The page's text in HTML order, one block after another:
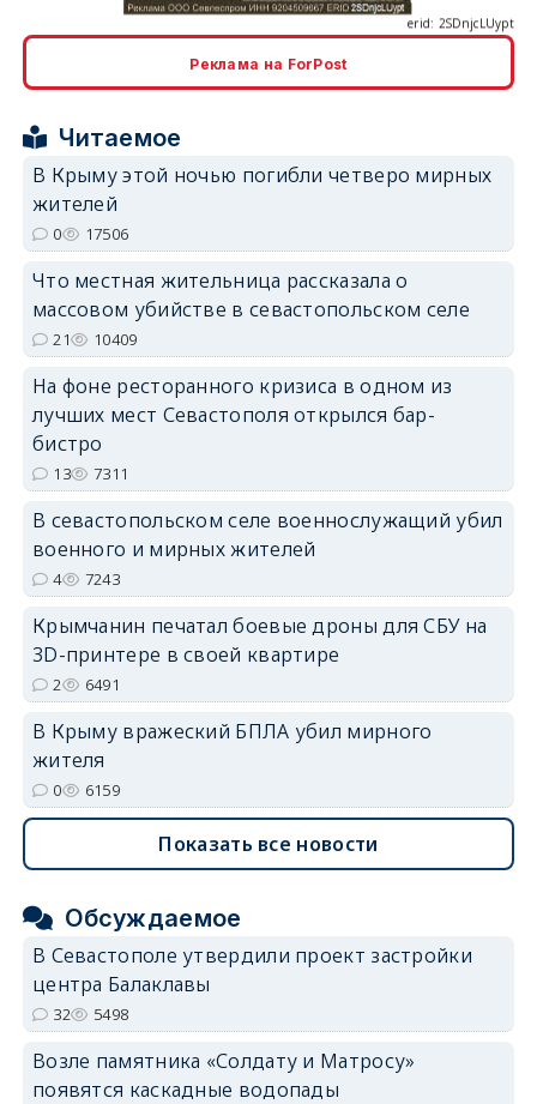
erid: 2SDnjdPjgYS
Реклама на ForPost
Читаемое
В Крыму этой ночью погибли четверо мирных
жителей
0 17506
Что местная жительница рассказала о
массовом убийстве в севастопольском селе
21 10409
На фоне ресторанного кризиса в одном из
лучших мест Севастополя открылся бар-
бистро
13 7311
В севастопольском селе военнослужащий убил
военного и мирных жителей
4 7243
Крымчанин печатал боевые дроны для СБУ на
3D-принтере в своей квартире
2 6491
В Крыму вражеский БПЛА убил мирного
жителя
0 6159
Показать все новости
Обсуждаемое
В Севастополе утвердили проект застройки
центра Балаклавы
32 5498
Возле памятника «Солдату и Матросу»
появятся каскадные водопады